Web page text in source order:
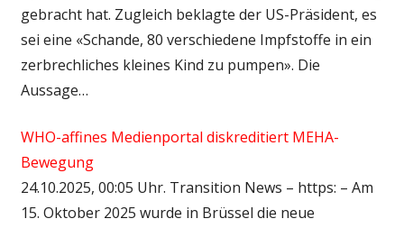
gebracht hat. Zugleich beklagte der US-Präsident, es
sei eine «Schande, 80 verschiedene Impfstoffe in ein
zerbrechliches kleines Kind zu pumpen». Die
Aussage…
WHO-affines Medienportal diskreditiert MEHA-
Bewegung
24.10.2025, 00:05 Uhr. Transition News – https: – Am
15. Oktober 2025 wurde in Brüssel die neue